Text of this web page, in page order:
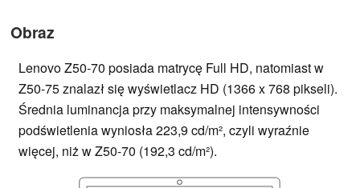
Obraz
Lenovo Z50-70 posiada matrycę Full HD, natomiast w
Z50-75 znalazł się wyświetlacz HD (1366 x 768 pikseli).
Średnia luminancja przy maksymalnej intensywności
podświetlenia wyniosła 223,9 cd/m², czyli wyraźnie
więcej, niż w Z50-70 (192,3 cd/m²).